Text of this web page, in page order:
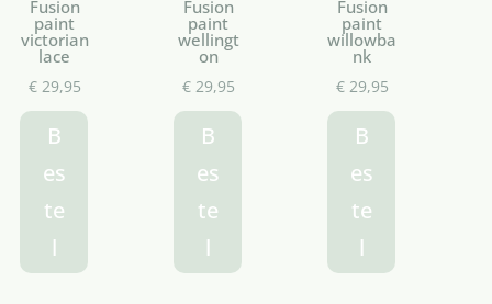
Fusion
paint
victorian
lace
€29,95
B
es
te
l
Fusion
paint
wellingt
on
€29,95
B
es
te
l
Fusion
paint
willowba
nk
€29,95
B
es
te
l